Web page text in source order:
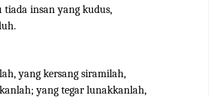
tiada insan yang kudus,
yang kersang siramilah,
yang tegar lunakkanlah,